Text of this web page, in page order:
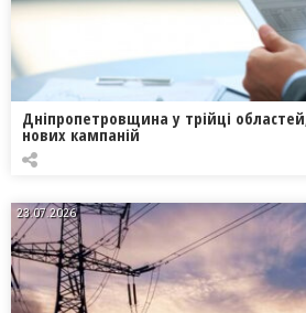
Дніпропетровщина у трійці
нових кампаній
23.07.2026